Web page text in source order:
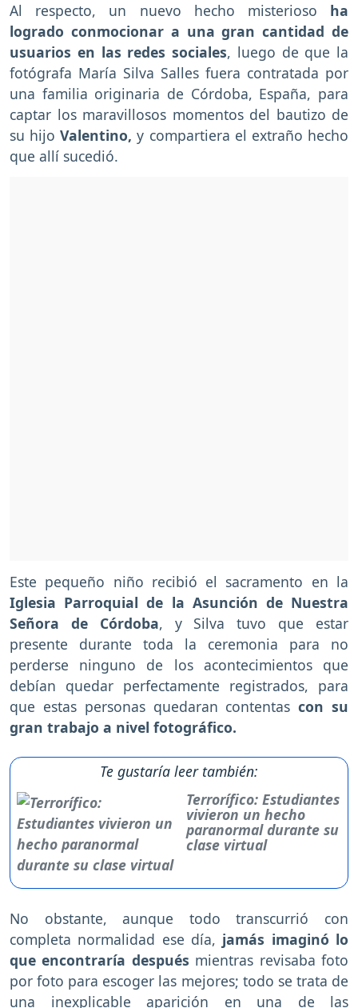
Al respecto, un nuevo hecho misterioso ha
logrado conmocionar a una gran cantidad de
usuarios en las redes sociales, luego de que la
fotógrafa María Silva Salles fuera contratada por
una familia originaria de Córdoba, España, para
captar los maravillosos momentos del bautizo de
su hijoValentino, y compartiera el extraño hecho
que allí sucedió.
Este pequeño niño recibió el sacramento en la
Iglesia Parroquial de la Asunción de Nuestra
Señora de Córdoba, y Silva tuvo que estar
presente durante toda la ceremonia para no
perderse ninguno de los acontecimientos que
debían quedar perfectamente registrados, para
que estas personas quedaran contentascon su
gran trabajo a nivel fotográfico.
Te gustaría leer también:
Terrorífico: Estudiantes
vivieron un hecho
paranormal durante su
clase virtual
No obstante, aunque todo transcurrió con
completa normalidad ese día, jamás imaginó lo
que encontraría después mientras revisaba foto
por foto para escoger las mejores; todo se trata de
una inexplicable aparición en una de las